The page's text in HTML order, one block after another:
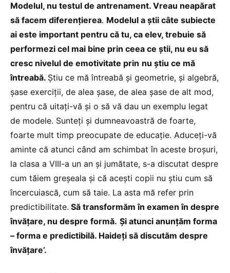
Modelul, nu testul de antrenament. Vreau neapărat
să facem diferențierea. Modelul a știi câte subiecte
ai este important pentru că tu, ca elev, trebuie să
performezi cel mai bine prin ceea ce știi, nu eu să
cresc nivelul de emotivitate prin nu știu ce mă
întreabă. Știu ce mă întreabă și geometrie, și algebră,
șase exerciții, de alea șase, de alea șase de alt mod,
pentru că uitați-vă și o să vă dau un exemplu legat
de modele. Sunteți și dumneavoastră de foarte,
foarte mult timp preocupate de educație. Aduceți-vă
aminte că atunci când am schimbat în aceste broșuri,
la clasa a VIII-a un an și jumătate, s-a discutat despre
cum tăiem greșeala și că acești copii nu știu cum să
încercuiască, cum să taie. La asta mă refer prin
predictibilitate. Să transformăm în examen în despre
învățare, nu despre formă. Și atunci anunțăm forma
– forma e predictibilă. Haideți să discutăm despre
învățare’.